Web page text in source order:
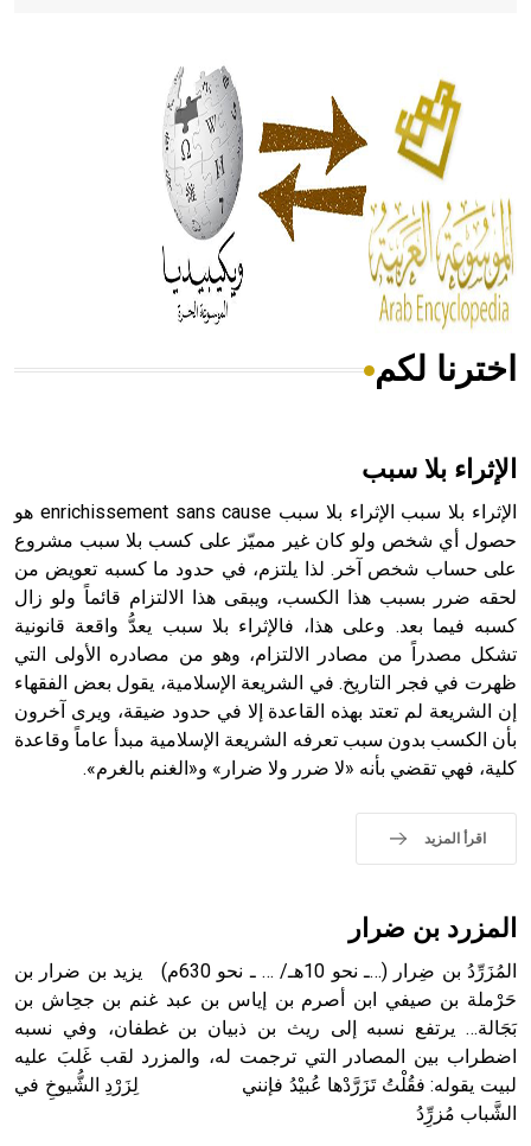
الحكم، الأدلة، تنظيم التغذية، ورسالته في جروح الرأس. ويعود
له الفضل بأنه حرر الطب من الدين والفلسفة.
- هل تعلم أن المرجان إفراز حيواني يتكون في البحر ويتركب
من مادة كربونات الكلسيوم، وهو أحمر أو شديد الحمرة وهو
أجود أنواعه، ويمتاز بكبر الحجم ويسمى الش
هل تعلم أن الأبسيد كلمة فرنسية اللفظ تم اعتمادها مصطلحاً
- هل تعلم أن أبجر Abgar اسم معروف جيداً يعود إلى عدد من
الملوك الذين حكموا مدينة إديسا (الرها) من أبجر الأول وحتى
التاسع، وهم ينتسبون إلى أسرة أوسروين
- هل تعلم أن الأبجدية الكنعانية تتألف من /22/ علامة كتابية
sign تكتب منفصلة غير متصلة، وتعتمد المبدأ الأكوروفوني،
اخترنا لكم
الإثراء بلا سبب
الإثراء بلا سبب الإثراء بلا سبب enrichissement sans cause هو
حصول أي شخص ولو كان غير مميّز على كسب بلا سبب مشروع
على حساب شخص آخر. لذا يلتزم، في حدود ما كسبه تعويض من
لحقه ضرر بسبب هذا الكسب، ويبقى هذا الالتزام قائماً ولو زال
كسبه فيما بعد. وعلى هذا، فالإثراء بلا سبب يعدُّ واقعة قانونية
تشكل مصدراً من مصادر الالتزام، وهو من مصادره الأولى التي
ظهرت في فجر التاريخ. في الشريعة الإسلامية، يقول بعض الفقهاء
إن الشريعة لم تعتد بهذه القاعدة إلا في حدود ضيقة، ويرى آخرون
بأن الكسب بدون سبب تعرفه الشريعة الإسلامية مبدأ عاماً وقاعدة
كلية، فهي تقضي بأنه «لا ضرر ولا ضرار» و«الغنم بالغرم».
اقرأ المزيد
المزرد بن ضرار
المُزَرِّدُ بن ضِرار (…ـ نحو 10هـ/ … ـ نحو 630م) يزيد بن ضرار بن
حَرْملة بن صيفي ابن أصرم بن إياس بن عبد غنم بن جحِاش بن
بَجَالة… يرتفع نسبه إلى ريث بن ذبيان بن غطفان، وفي نسبه
اضطراب بين المصادر التي ترجمت له، والمزرد لقب غَلبَ عليه
لبيت يقوله: فقُلْتُ تَزَرَّدْها عُبيْدُ فإنني لِزَرْدِ الشُّيوخِ في
الشَّباب مُزرِِّدُ